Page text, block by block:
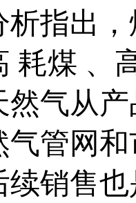
析指出
耗煤 、
然气从
气管网
续销售